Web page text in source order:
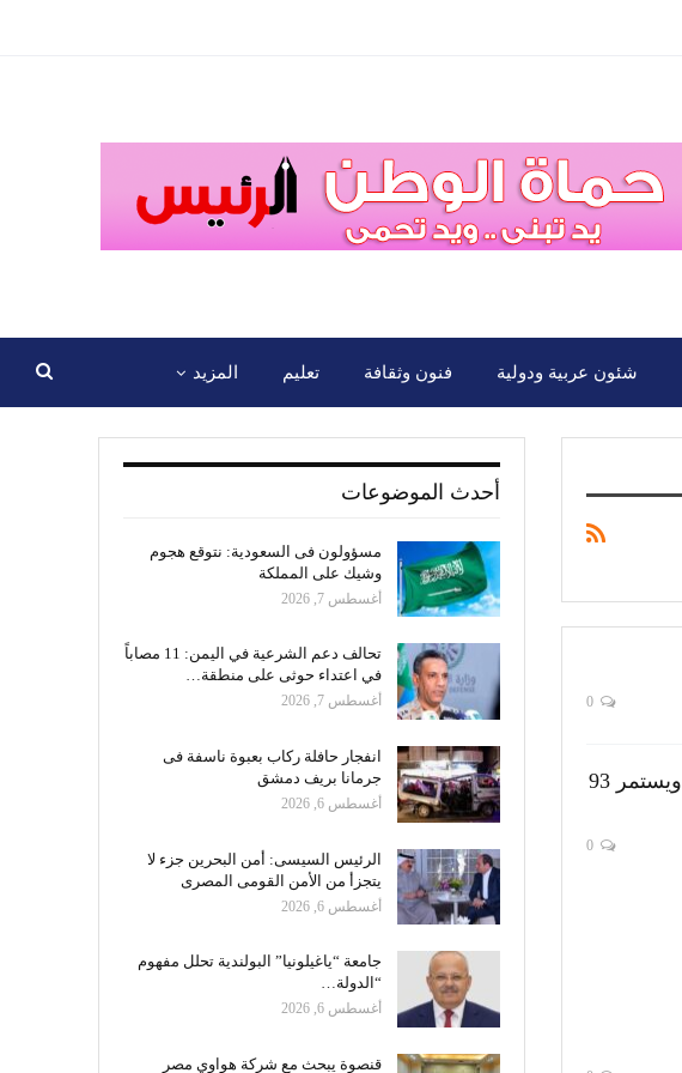
شئون عربية ودولية فنون وثقافة تعليم المزيد
شهر ونصف وينتهى الربيع.. الصيف يبدأ 20 يونيه ويستمر 93
أحدث الموضوعات
مسؤولون فى السعودية: نتوقع هجوم
وشيك على المملكة
أغسطس 7, 2026
تحالف دعم الشرعية في اليمن: 11 مصاباً
في اعتداء حوثى على منطقة…
أغسطس 7, 2026
انفجار حافلة ركاب بعبوة ناسفة فى
جرمانا بريف دمشق
أغسطس 6, 2026
الرئيس السيسى: أمن البحرين جزء لا
يتجزأ من الأمن القومى المصرى
أغسطس 6, 2026
جامعة “ياغيلونيا” البولندية تحلل مفهوم
“الدولة…
أغسطس 6, 2026
قنصوة يبحث مع شركة هواوي مصر